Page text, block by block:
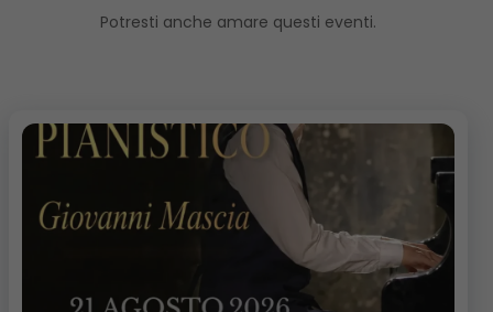
Potresti anche amare questi eventi.